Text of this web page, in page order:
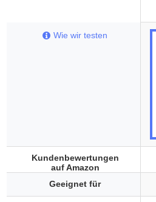
Wie wir testen
Kundenbewertungen
auf Amazon
Geeignet für